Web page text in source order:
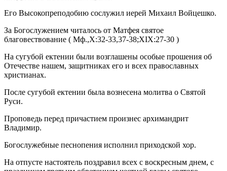
Его Высокопреподобию сослужил иерей Михаил Войцешко.
За Богослужением читалось от Матфея святое
благовествование ( Мф.,X:32-33,37-38;XIX:27-30 )
На сугубой ектении были возглашены особые прошения об
Отечестве нашем, защитниках его и всех православных
христианах.
После сугубой ектении была вознесена молитва о Святой
Руси.
Проповедь перед причастием произнес архимандрит
Владимир.
Богослужебные песнопения исполнил приходской хор.
На отпусте настоятель поздравил всех с воскресным днем, с